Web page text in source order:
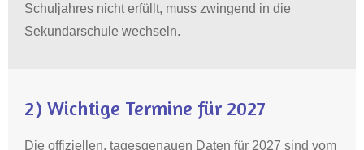
Schuljahres nicht erfüllt, muss zwingend in die
Sekundarschule wechseln.
2) Wichtige Termine für 2027
Die offiziellen, tagesgenauen Daten für 2027 sind vom